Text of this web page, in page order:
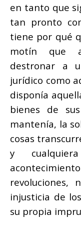
en tanto que
tan pronto
tiene por qué
motín que
destronar a
jurídico como
disponía
bienes de
mantenía, la
cosas
y
revoluciones,
injusticia de
su propia